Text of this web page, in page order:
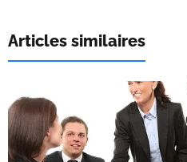
Articles similaires